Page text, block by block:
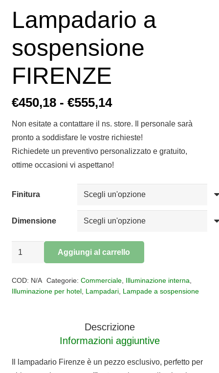
Lampadario a
sospensione
FIRENZE
€450,18 - €555,14Fascia
prezzo:
da
€450,18
a
€555,14
Non esitate a contattare il ns. store. Il personale sarà
pronto a soddisfare le vostre richieste!
Richiedete un preventivo personalizzato e gratuito,
ottime occasioni vi aspettano!
Finitura
Dimensione
Lampadario
FIRENZE
Aggiungi al carrello
COD: N/A Categorie: Commerciale, Illuminazione interna
Illuminazione per hotel Lampadari Lampade a sospensione
Descrizione
Informazioni aggiuntive
Il lampadario Firenze è un pezzo esclusivo, perfetto per